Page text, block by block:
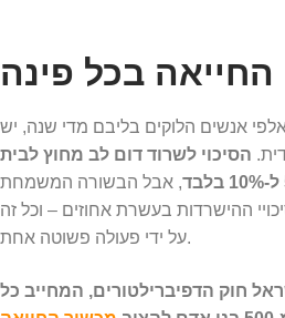
החייאה בכל פינה
אנשים הלוקים בליבם מדי שנה, יש
הסיכוי לשרוד דום לב מחוץ לבית
, אבל הבשורה המשמחת
ההישרדות בעשרת אחוזים – וכל זה
על ידי פעולה פשוטה אחת.
בישראל חוק הדפיברילטורים, המחייב כל